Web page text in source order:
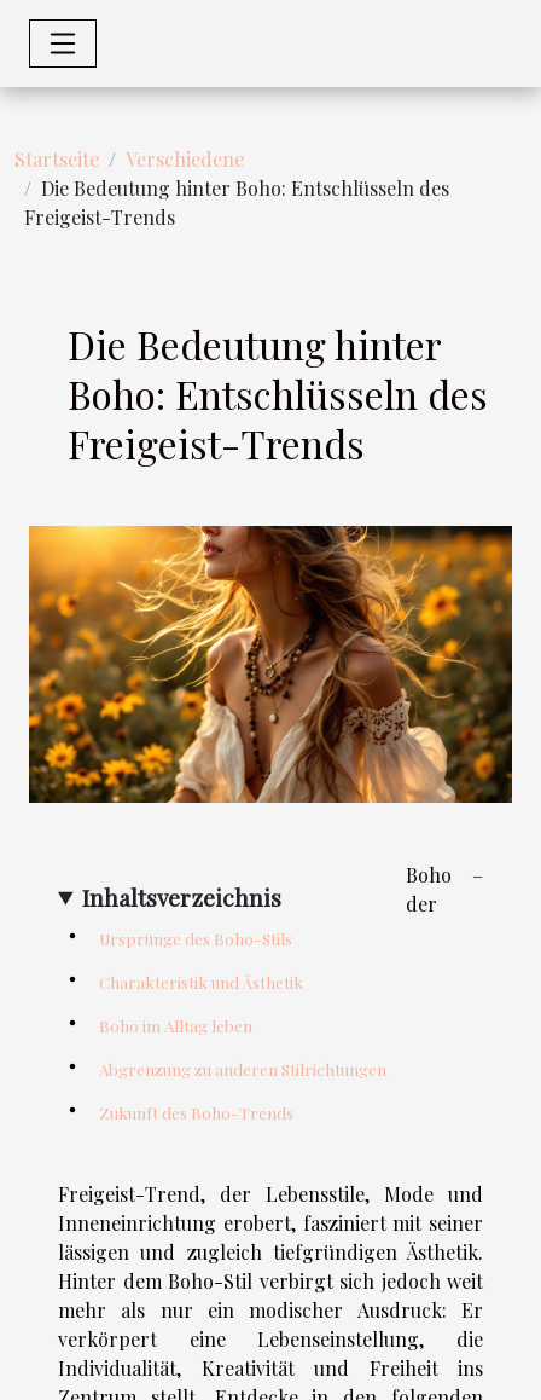
Startseite
Verschiedene
Die Bedeutung hinter Boho: Entschlüsseln des
Freigeist-Trends
Die Bedeutung hinter
Boho: Entschlüsseln des
Freigeist-Trends
Inhaltsverzeichnis
Ursprünge des Boho-Stils
Charakteristik und Ästhetik
Boho im Alltag leben
Abgrenzung zu anderen Stilrichtungen
Zukunft des Boho-Trends
Boho –
der
Freigeist-Trend, der Lebensstile, Mode und
Inneneinrichtung erobert, fasziniert mit seiner
lässigen und zugleich tiefgründigen Ästhetik.
Hinter dem Boho-Stil verbirgt sich jedoch weit
mehr als nur ein modischer Ausdruck: Er
verkörpert eine Lebenseinstellung, die
Individualität, Kreativität und Freiheit ins